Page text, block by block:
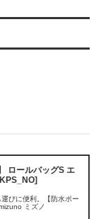
ロールバッグS エ
びに便利。【防水ポー
ミズノ